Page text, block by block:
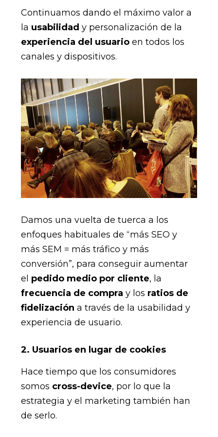
Continuamos dando el máximo valor a
la usabilidad y personalización de la
experiencia del usuarioen todos los
canales y dispositivos.
Damos una vuelta de tuerca a los
enfoques habituales de “más SEO y
más SEM = más tráfico y más
conversión”, para conseguir aumentar
el pedido medio por cliente, la
frecuencia de compra y los ratios de
fidelización a través de la usabilidad y
experiencia de usuario.
2. Usuarios en lugar de cookies
Hace tiempo que los consumidores
somos cross-device, por lo que la
estrategia y el marketing también han
de serlo.